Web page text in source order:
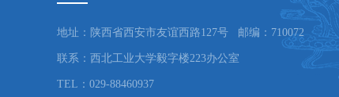
地址：陕西省西安市友谊西路127号 邮编：710072
联系：西北工业大学毅字楼223办公室
TEL：029-88460937